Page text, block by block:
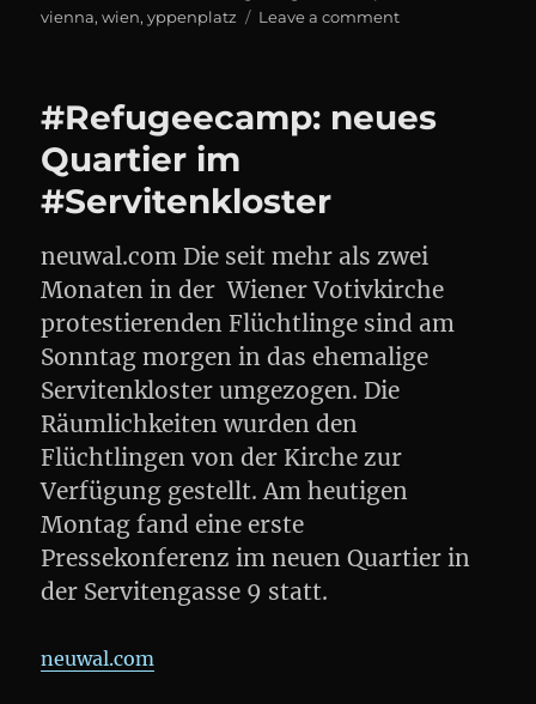
vienna,wien,yppenplatz Leave a commenton
und
#SoLi
#Refugeecamp
#Refugeecamp: neues
Quartier im
#Servitenkloster
neuwal.com Die seit mehr als zwei
Monaten in der Wiener Votivkirche
protestierenden Flüchtlinge sind am
Sonntag morgen in das ehemalige
Servitenkloster umgezogen. Die
Räumlichkeiten wurden den
Flüchtlingen von der Kirche zur
Verfügung gestellt. Am heutigen
Montag fand eine erste
Pressekonferenz im neuen Quartier in
der Servitengasse 9 statt.
neuwal.com